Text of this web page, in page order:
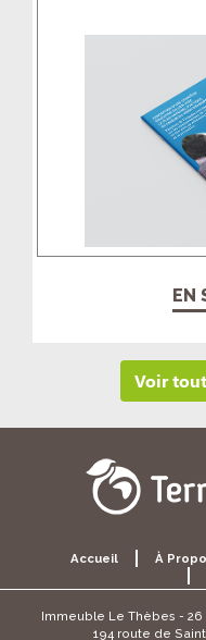
EN
Voir
Accueil À
Immeuble Le Thèbes -
194 route de